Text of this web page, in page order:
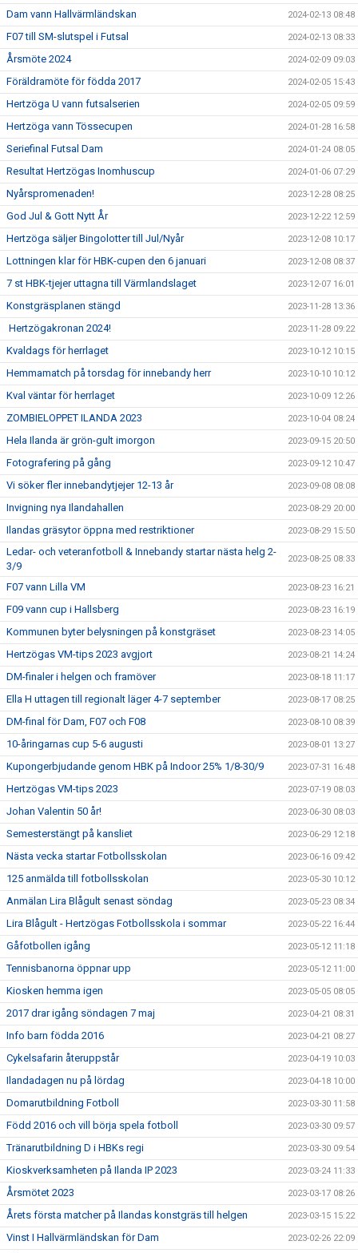
Dam vann Hallvärmländskan 2024-02-13 08:48
F07 till SM-slutspel i Futsal 2024-02-13 08:33
Årsmöte 2024 2024-02-09 09:03
Föräldramöte för födda 2017 2024-02-05 15:43
Hertzöga U vann futsalserien 2024-02-05 09:59
Hertzöga vann Tössecupen 2024-01-28 16:58
Seriefinal Futsal Dam 2024-01-24 08:05
Resultat Hertzögas Inomhuscup 2024-01-06 07:29
Nyårspromenaden! 2023-12-28 08:25
God Jul & Gott Nytt År 2023-12-22 12:59
Hertzöga säljer Bingolotter till Jul/Nyår 2023-12-08 10:17
Lottningen klar för HBK-cupen den 6 januari 2023-12-08 08:37
7 st HBK-tjejer uttagna till Värmlandslaget 2023-12-07 16:01
Konstgräsplanen stängd 2023-11-28 13:36
Hertzögakronan 2024! 2023-11-28 09:22
Kvaldags för herrlaget 2023-10-12 10:15
Hemmamatch på torsdag för innebandy herr 2023-10-10 10:12
Kval väntar för herrlaget 2023-10-09 12:26
ZOMBIELOPPET ILANDA 2023 2023-10-04 08:24
Hela Ilanda är grön-gult imorgon 2023-09-15 20:50
Fotografering på gång 2023-09-12 10:47
Vi söker fler innebandytjejer 12-13 år 2023-09-08 08:08
Invigning nya Ilandahallen 2023-08-29 20:00
Ilandas gräsytor öppna med restriktioner 2023-08-29 15:50
Ledar- och veteranfotboll & Innebandy startar nästa helg 2-
3/9
2023-08-25 08:33
F07 vann Lilla VM 2023-08-23 16:21
F09 vann cup i Hallsberg 2023-08-23 16:19
Kommunen byter belysningen på konstgräset 2023-08-23 14:05
Hertzögas VM-tips 2023 avgjort 2023-08-21 14:24
DM-finaler i helgen och framöver 2023-08-18 11:17
Ella H uttagen till regionalt läger 4-7 september 2023-08-17 08:25
DM-final för Dam, F07 och F08 2023-08-10 08:39
10-åringarnas cup 5-6 augusti 2023-08-01 13:27
Kupongerbjudande genom HBK på Indoor 25% 1/8-30/9 2023-07-31 16:48
Hertzögas VM-tips 2023 2023-07-19 08:03
Johan Valentin 50 år! 2023-06-30 08:03
Semesterstängt på kansliet 2023-06-29 12:18
Nästa vecka startar Fotbollsskolan 2023-06-16 09:42
125 anmälda till fotbollsskolan 2023-05-30 10:12
Anmälan Lira Blågult senast söndag 2023-05-23 08:34
Lira Blågult - Hertzögas Fotbollsskola i sommar 2023-05-22 16:44
Gåfotbollen igång 2023-05-12 11:18
Tennisbanorna öppnar upp 2023-05-12 11:00
Kiosken hemma igen 2023-05-05 08:05
2017 drar igång söndagen 7 maj 2023-04-21 08:31
Info barn födda 2016 2023-04-21 08:27
Cykelsafarin återuppstår 2023-04-19 10:03
Ilandadagen nu på lördag 2023-04-18 10:00
Domarutbildning Fotboll 2023-03-30 11:58
Född 2016 och vill börja spela fotboll 2023-03-30 09:57
Tränarutbildning D i HBKs regi 2023-03-30 09:54
Kioskverksamheten på Ilanda IP 2023 2023-03-24 11:33
Årsmötet 2023 2023-03-17 08:26
Årets första matcher på Ilandas konstgräs till helgen 2023-03-15 15:22
Vinst I Hallvärmländskan för Dam 2023-02-26 22:09